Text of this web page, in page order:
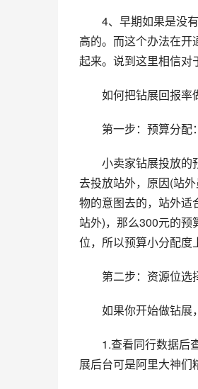
4、早期如果是没有
高的。而这个办法在
起来。说到这里相信对
如何把钻展回报率
第一步：预算分配：
小卖家钻展投放的预
去投放站外，原因(站
物的意图去的，站外适
站外)，那么300元的
位，所以预算小分配度
第二步：资源位选
如果你开始做钻展，
1.查看同行数据后查
展后台可是阿里大神们